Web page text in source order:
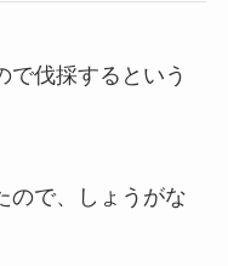
で伐採するという
ので、しょうがな